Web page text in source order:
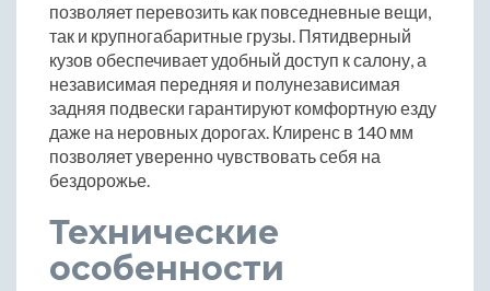
позволяет перевозить как повседневные вещи,
так и крупногабаритные грузы. Пятидверный
кузов обеспечивает удобный доступ к салону, а
независимая передняя и полунезависимая
задняя подвески гарантируют комфортную езду
даже на неровных дорогах. Клиренс в 140 мм
позволяет уверенно чувствовать себя на
бездорожье.
Технические
особенности